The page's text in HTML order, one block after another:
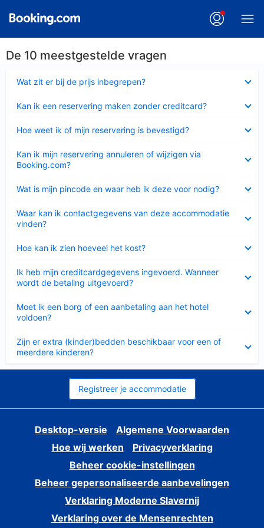
De 10 meestgestelde vragen
Wat zit er bij de prijs inbegrepen?
Kan ik een reservering maken zonder creditcard?
Hoe weet ik of mijn reservering is bevestigd?
Kan ik mijn reservering annuleren of wijzigen via
Booking.com?
Wat is mijn pincode en waar heb ik deze voor nodig?
Waar kan ik contactgegevens van deze accommodatie
vinden?
Hoe kan ik zien hoeveel het kost?
Ik heb mijn creditcardgegevens ingevoerd. Wanneer
wordt de betaling uitgevoerd?
Moet ik een borg of een aanbetaling aan het hotel
voldoen?
Zijn er extra (kinder)bedden beschikbaar voor een of
meerdere kinderen?
Registreer je accommodatie
Desktop-versie
Algemene Voorwaarden
Hoe wij werken
Privacyverklaring
Beheer cookie-instellingen
Beheer gepersonaliseerde aanbevelingen
Verklaring Moderne Slavernij
Verklaring over de Mensenrechten